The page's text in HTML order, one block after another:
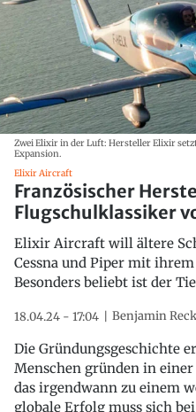
Zwei Elixir in der Luft: Hersteller Elixir
Expansion.
Elixir Aircraft
Französischer
Flugschulklassiker
Elixir Aircraft will ältere
Cessna und Piper mit
Besonders beliebt ist der
18.04.24 - 17:04 Benjamin
Die Gründungsgeschichte
Menschen gründen in
das irgendwann zu einem
globale Erfolg muss sich